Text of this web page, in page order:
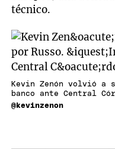
técnico.
Kevin Zenón volvió
banco ante Central
@kevinzenon